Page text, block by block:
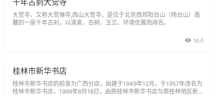
千年古刹大觉寺
大觉寺，又称大觉禅寺,西山大觉寺，是位于北京西郊阳台山（旸台山）南
麓的一座千年古刹，以清泉、古树、玉兰、环境优雅而闻名。
16人
桂林市新华书店
桂林市新华书店的前身为广西分店，始建于1949年12月，于1957年改名为
桂林市新华书店，1999年6月18日，由原桂林市新华书店与原桂林地区新华